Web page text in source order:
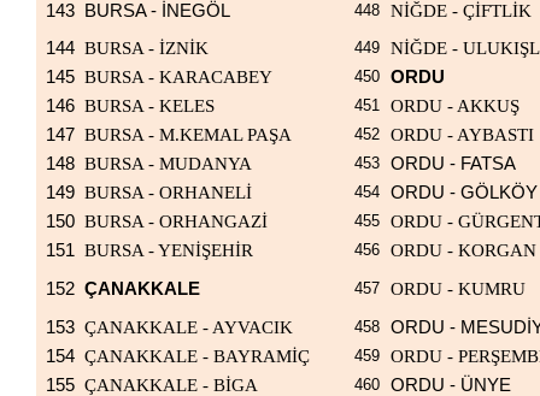
143 BURSA - İNEGÖL 448
NİĞDE - ÇİFTLİK
144 BURSA - İZNİK 449
NİĞDE -
145 BURSA - KARACABEY 450
ORDU
146 BURSA - KELES 451
ORDU - AKKUŞ
147 BURSA - M.KEMAL PAŞA 452
ORDU - AYBASTI
148 BURSA - MUDANYA 453
ORDU - FATSA
149 BURSA - ORHANELİ 454
ORDU - GÖLKÖY
150 BURSA - ORHANGAZİ 455
ORDU -
151 BURSA - YENİŞEHİR 456
ORDU - KORGAN
152 ÇANAKKALE 457
ORDU - KUMRU
153 ÇANAKKALE - AYVACIK 458
ORDU -
154 ÇANAKKALE - BAYRAMİÇ 459
ORDU -
155 ÇANAKKALE - BİGA 460
ORDU - ÜNYE